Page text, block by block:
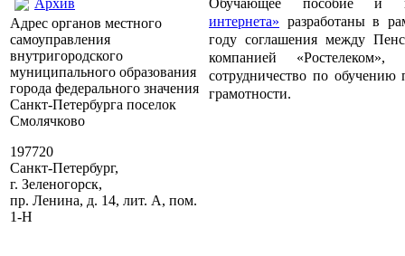
Архив
Адрес органов местного
самоуправления
внутригородского
муниципального образования
города федерального значения
Санкт-Петербурга поселок
Смолячково
197720
Санкт-Петербург,
г. Зеленогорск,
пр. Ленина, д. 14, лит. А, пом.
1-Н
интернета» разработаны в
году соглашения между
компанией
сотрудничество по
грамотности.